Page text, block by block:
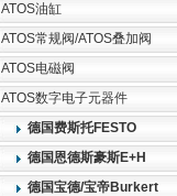
ATOS油缸
ATOS常规阀/ATOS叠加阀
ATOS电磁阀
ATOS数字电子元器件
德国费斯托FESTO
德国恩德斯豪斯E+H
德国宝德/宝帝Burkert